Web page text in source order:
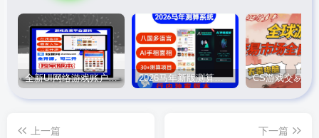
全新UI网络游戏账户交易平台系统 全开源版本 2026马年新版测算系统源码
上一篇
下一篇